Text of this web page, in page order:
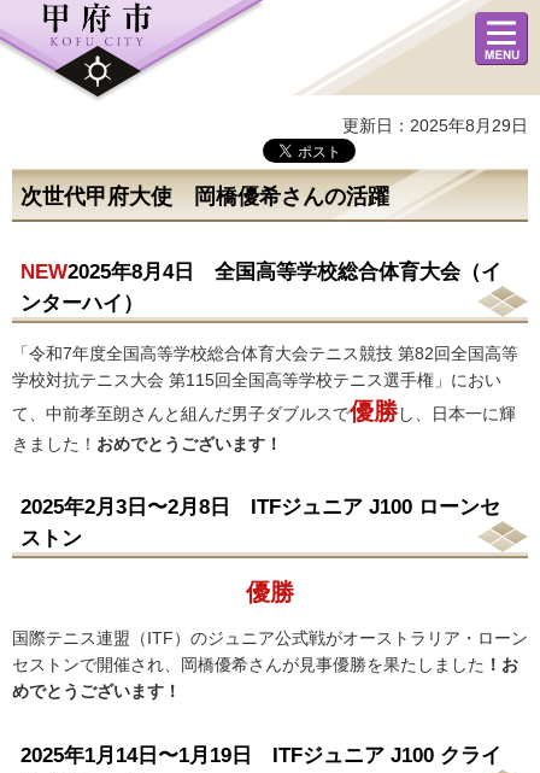
メニュ
ー
更新日：2025年8月29日
次世代甲府大使 岡橋優希さんの活躍
NEW2025年8月4日 全国高等学校総合体育大会（イ
ンターハイ）
「令和7年度全国高等学校総合体育大会テニス競技 第82回全国高等
学校対抗テニス大会 第115回全国高等学校テニス選手権」におい
て、中前孝至朗さんと組んだ男子ダブルスで優勝し、日本一に輝
きました！ おめでとうございます！
2025年2月3日〜2月8日 ITFジュニア J100 ローンセ
ストン
優勝
国際テニス連盟（ITF）のジュニア公式戦がオーストラリア・ローン
セストンで開催され、岡橋優希さんが見事優勝を果たしました ！お
めでとうございます！
2025年1月14日〜1月19日 ITFジュニア J100 クライ